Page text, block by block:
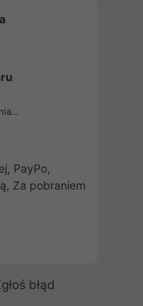
PayPo,
Za pobraniem
błąd